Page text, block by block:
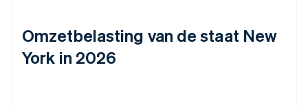
Omzetbelasting van de staat New
York in 2026